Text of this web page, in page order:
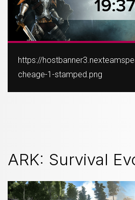
https://
cheage-1-stamped.png
ARK: Survival